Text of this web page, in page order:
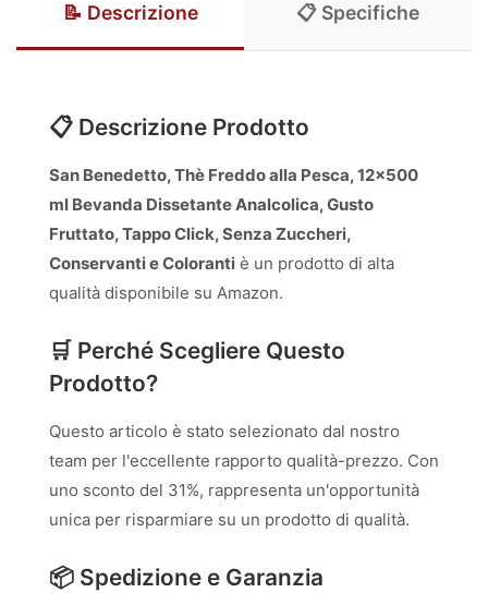
📝 Descrizione 📋 Specifiche
📋 Descrizione Prodotto
San Benedetto, Thè Freddo alla Pesca, 12x500
ml Bevanda Dissetante Analcolica, Gusto
Fruttato, Tappo Click, Senza Zuccheri,
Conservanti e Coloranti è un prodotto di alta
qualità disponibile su Amazon.
🛒 Perché Scegliere Questo
Prodotto?
Questo articolo è stato selezionato dal nostro
team per l'eccellente rapporto qualità-prezzo. Con
uno sconto del 31%, rappresenta un'opportunità
unica per risparmiare su un prodotto di qualità.
📦 Spedizione e Garanzia